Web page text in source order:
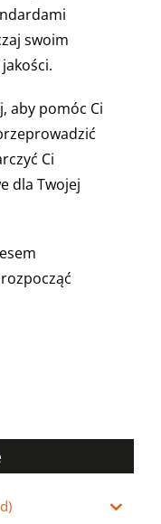
swoim
aby pomóc Ci
Ci
dla Twojej